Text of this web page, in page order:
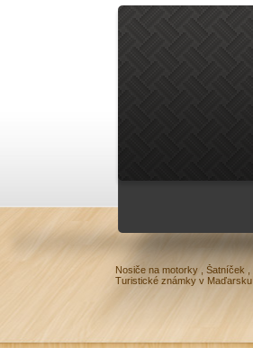
Nosiče na motorky Šatníček
Turistické známky v Maďarsku